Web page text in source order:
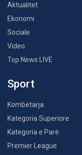
Aktualitet
Ekonomi
Sociale
Video
Top News LIVE
Sport
Kombëtarja
Kategoria Superiore
Kategoria e Parë
Premier League